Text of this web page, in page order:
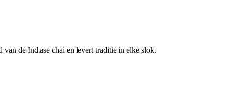
de Indiase chai en levert traditie in elke slok.